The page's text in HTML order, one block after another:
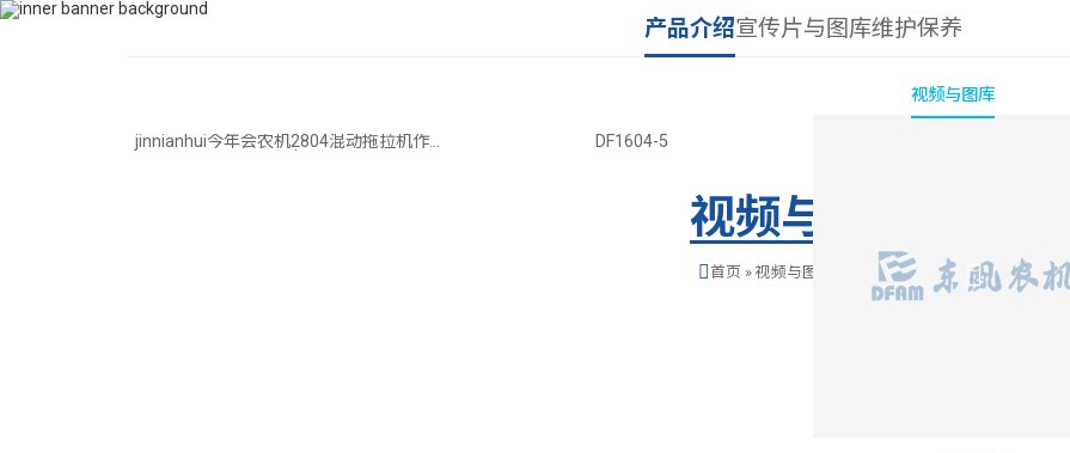
dfam@bgzyk.com
视频与图库研发与生产
视频与图库
首页 » 视频与图库 产品介绍
产品介绍宣传片与图库维护保养
jinnianhui今年会农机2804混动拖拉机作业 DF1604-5